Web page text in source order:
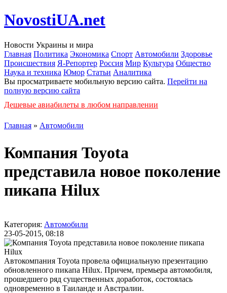
NovostiUA.net
Новости Украины и мира
Главная Политика Экономика Спорт Автомобили Здоровье
Происшествия Я-Репортер Россия Мир Культура Общество
Наука и техника Юмор Статьи Аналитика
Вы просматриваете мобильную версию сайта. Перейти на
полную версию сайта
Дешевые авиабилеты в любом направлении
Главная » Автомобили
Компания Toyota
представила новое поколение
пикапа Hilux
Категория: Автомобили
23-05-2015, 08:18
Автокомпания Toyota провела официальную презентацию
обновленного пикапа Hilux. Причем, премьера автомобиля,
прошедшего ряд существенных доработок, состоялась
одновременно в Таиланде и Австралии.